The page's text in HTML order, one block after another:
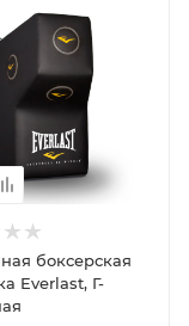
боксерская
Everlast, Г-